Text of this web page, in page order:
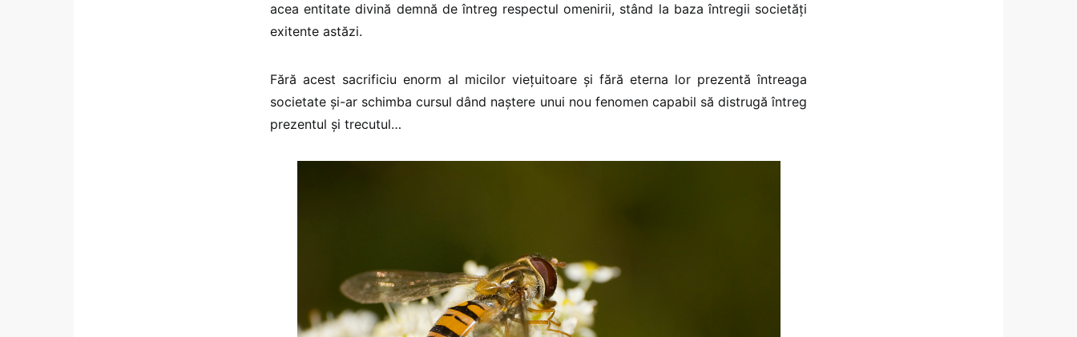
acea entitate divină demnă de întreg respectul omenirii, stând la baza întregii societăţi
exitente astăzi.
Fără acest sacrificiu enorm al micilor vieţuitoare şi fără eterna lor prezentă întreaga
societate şi-ar schimba cursul dând naştere unui nou fenomen capabil să distrugă întreg
prezentul şi trecutul…